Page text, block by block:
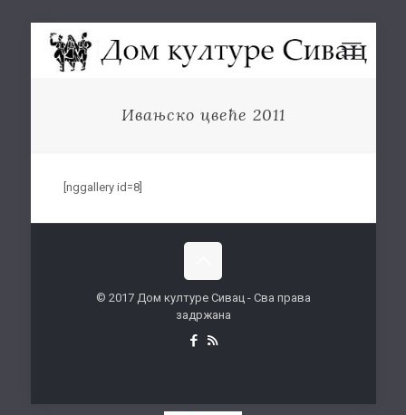
Ивањско цвеће 2011
[nggallery id=8]
© 2017 Дом културе Сивац - Сва права
задржана